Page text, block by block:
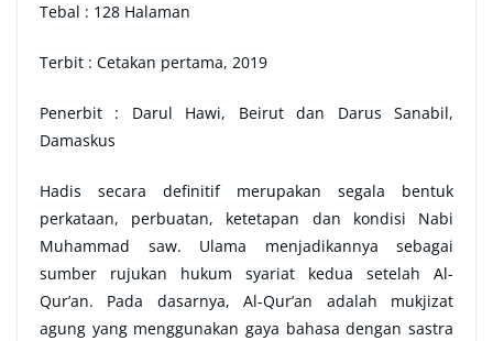
Tebal : 128 Halaman
Terbit : Cetakan pertama, 2019
Penerbit
: Darul Hawi, Beirut dan Darus Sanabil,
Damaskus
Hadis secara definitif merupakan segala bentuk
perkataan, perbuatan, ketetapan dan kondisi Nabi
Muhammad
saw. Ulama menjadikannya sebagai
sumber rujukan hukum syariat kedua setelah Al-
Qur’an. Pada dasarnya, Al-Qur’an adalah mukjizat
agung yang menggunakan gaya bahasa dengan sastra